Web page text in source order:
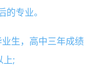
的专业。
生，高中三年成绩
上;